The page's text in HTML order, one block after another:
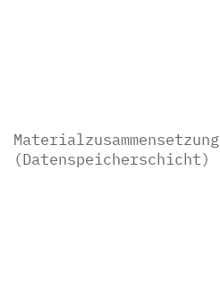
Materialzusammensetzung
(Datenspeicherschicht)